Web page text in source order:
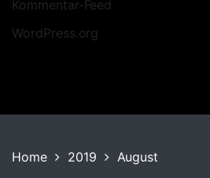
Kommentar-Feed
WordPress.org
Home 2019 August